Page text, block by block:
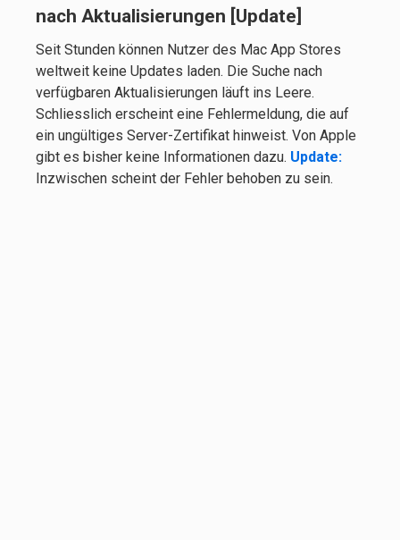
nach Aktualisierungen [Update]
Seit Stunden können Nutzer des Mac App Stores
weltweit keine Updates laden. Die Suche nach
verfügbaren Aktualisierungen läuft ins Leere.
Schliesslich erscheint eine Fehlermeldung, die auf
ein ungültiges Server-Zertifikat hinweist. Von Apple
gibt es bisher keine Informationen dazu. Update:
Inzwischen scheint der Fehler behoben zu sein.